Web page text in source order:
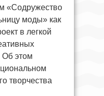
«Содружество
моды» как
в легкой
Об этом
творчества